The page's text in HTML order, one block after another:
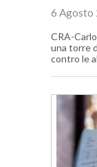
6 Agosto
CRA-
una torre
contro le